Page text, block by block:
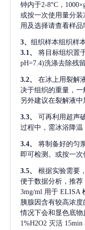
钟内于2-8°C，
或按一次使用量分装
用及选择请查看样品
3、 组织样本组织样
3.1、
将目标组织置
pH=7.4)洗涤去除残
3.2、
在冰上用裂解
决于组织的重量，一
另外建议在裂解液中
3.3、 可再利用超声
过程中，需冰浴降温
3.4、 将制备好的匀
即可检测。或按一次
3.5、 根据实验需要
便于数据分析，推
3mg/ml 用于 ELISA
胰腺因含有较高浓
情况下会和显色底
1%H2O2 灭活 15min